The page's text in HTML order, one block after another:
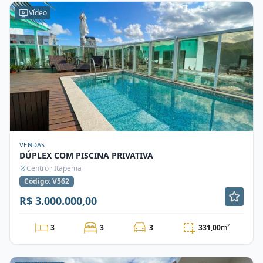
Vídeo
VENDAS
DÚPLEX COM PISCINA PRIVATIVA
Centro · Itapema
Código: V562
R$ 3.000.000,00
3 3 3 331,00m²